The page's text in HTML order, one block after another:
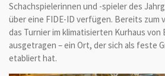
Schachspielerinnen und -spieler des
über eine FIDE-ID verfügen. Bereits zum
das Turnier im klimatisierten Kurhaus von
ausgetragen – ein Ort, der sich als feste
etabliert hat.